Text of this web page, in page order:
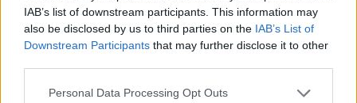
IAB’s list of downstream participants. This information may
also be disclosed by us to third parties on the IAB’s List of
Downstream Participants that may further disclose it to other
Personal Data Processing Opt Outs